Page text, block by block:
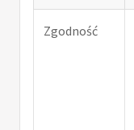
Zgodność